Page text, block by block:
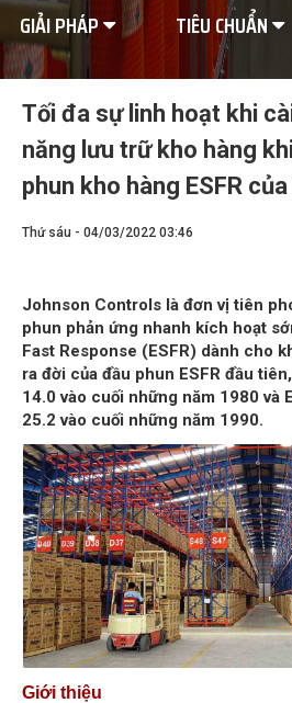
GIẢI PHÁP
TIÊU CHUẨN
Tối đa sự linh hoạt khi
năng lưu trữ kho hàng
phun kho hàng ESFR
Thứ sáu - 04/03/2022 03:46
Johnson Controls là đơn vị tiên
phun phản ứng nhanh kích hoạt
Fast Response (ESFR) dành cho
ra đời của đầu phun ESFR đầu
14.0 vào cuối những năm 1980 và
25.2 vào cuối những năm 1990.
Giới thiệu